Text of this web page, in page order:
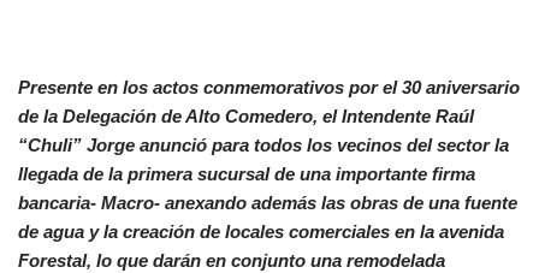
Presente en los actos conmemorativos por el 30 aniversario
de la Delegación de Alto Comedero, el Intendente Raúl
“Chuli” Jorge anunció para todos los vecinos del sector la
llegada de la primera sucursal de una importante firma
bancaria- Macro- anexando además las obras de una fuente
de agua y la creación de locales comerciales en la avenida
Forestal, lo que darán en conjunto una remodelada